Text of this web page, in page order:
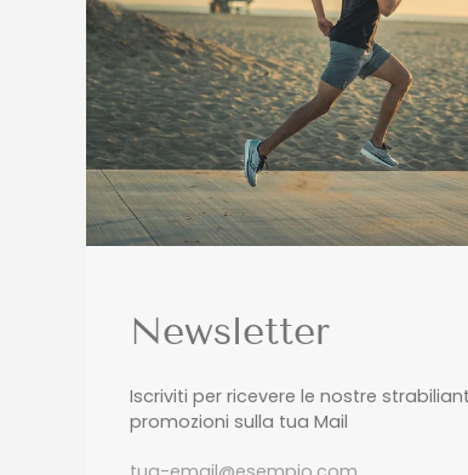
Newsletter
Iscriviti per ricevere le nostre
promozioni sulla tua Mail